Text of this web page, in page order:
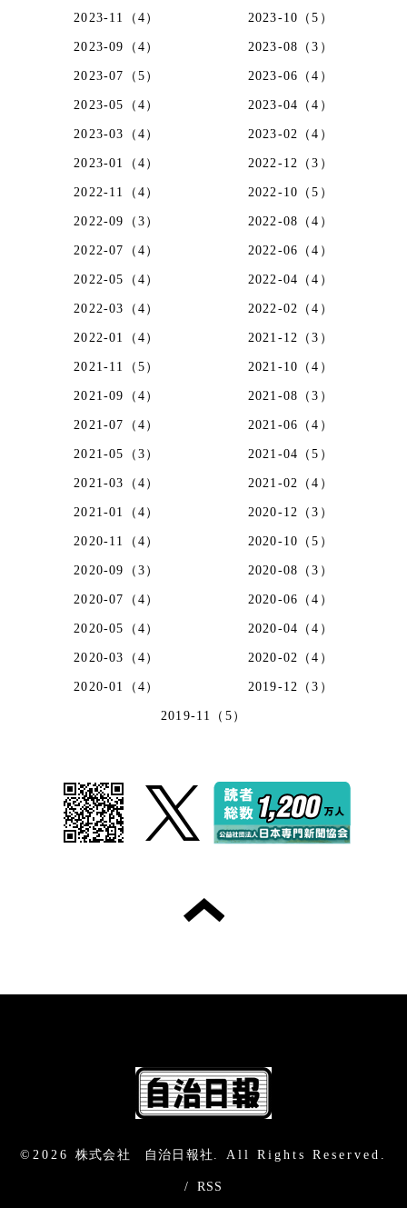
2023-11（4） 2023-10（5）
2023-09（4） 2023-08（3）
2023-07（5） 2023-06（4）
2023-05（4） 2023-04（4）
2023-03（4） 2023-02（4）
2023-01（4） 2022-12（3）
2022-11（4） 2022-10（5）
2022-09（3） 2022-08（4）
2022-07（4） 2022-06（4）
2022-05（4） 2022-04（4）
2022-03（4） 2022-02（4）
2022-01（4） 2021-12（3）
2021-11（5） 2021-10（4）
2021-09（4） 2021-08（3）
2021-07（4） 2021-06（4）
2021-05（3） 2021-04（5）
2021-03（4） 2021-02（4）
2021-01（4） 2020-12（3）
2020-11（4） 2020-10（5）
2020-09（3） 2020-08（3）
2020-07（4） 2020-06（4）
2020-05（4） 2020-04（4）
2020-03（4） 2020-02（4）
2020-01（4） 2019-12（3）
2019-11（5）
©2026 株式会社 自治日報社 . All Rights Reserved.
/ RSS